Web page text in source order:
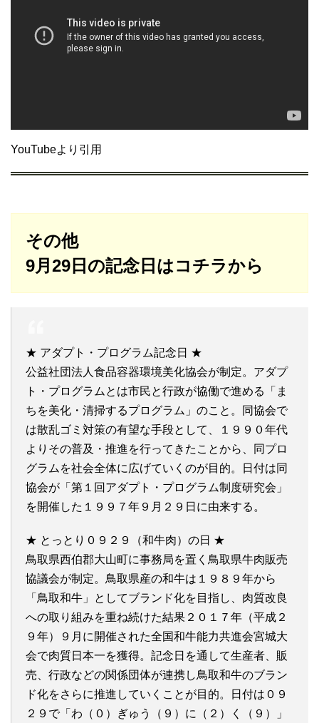
YouTubeより引用
その他
9月29日の記念日はコチラから
★ アダプト・プログラム記念日 ★
公益社団法人食品容器環境美化協会が制定。アダプ
ト・プログラムとは市民と行政が協働で進める「ま
ちを美化・清掃するプログラム」のこと。同協会で
は散乱ゴミ対策の有望な手段として、１９９０年代
よりその普及・推進を行ってきたことから、同プロ
グラムを社会全体に広げていくのが目的。日付は同
協会が「第１回アダプト・プログラム制度研究会」
を開催した１９９７年９月２９日に由来する。
★ とっとり０９２９（和牛肉）の日 ★
鳥取県西伯郡大山町に事務局を置く鳥取県牛肉販売
協議会が制定。鳥取県産の和牛は１９８９年から
「鳥取和牛」としてブランド化を目指し、肉質改良
への取り組みを重ね続けた結果２０１７年（平成２
９年）９月に開催された全国和牛能力共進会宮城大
会で肉質日本一を獲得。記念日を通して生産者、販
売、行政などの関係団体が連携し鳥取和牛のブラン
ド化をさらに推進していくことが目的。日付は０９
２９で「わ（０）ぎゅう（９）に（２）く（９）」